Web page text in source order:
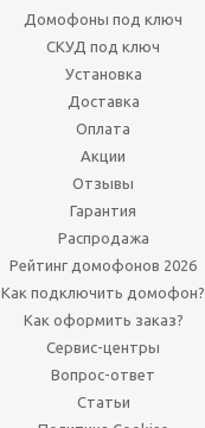
Домофоны под ключ
СКУД под ключ
Установка
Доставка
Оплата
Акции
Отзывы
Гарантия
Распродажа
Рейтинг домофонов 2026
Как подключить домофон?
Как оформить заказ?
Сервис-центры
Вопрос-ответ
Статьи